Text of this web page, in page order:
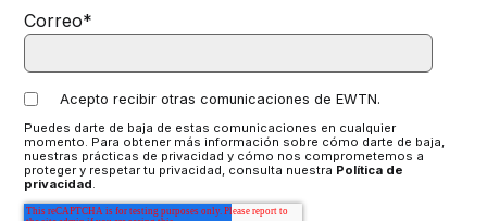
Correo*
Acepto recibir otras comunicaciones de EWTN.
Puedes darte de baja de estas comunicaciones en cualquier
momento. Para obtener más información sobre cómo darte de baja,
nuestras prácticas de privacidad y cómo nos comprometemos a
proteger y respetar tu privacidad, consulta nuestra Política de
privacidad.